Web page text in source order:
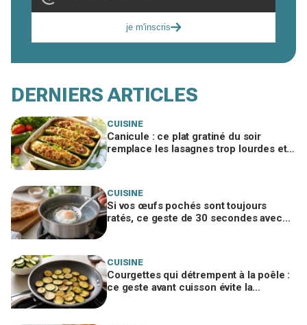
je m'inscris
DERNIERS ARTICLES
CUISINE
Canicule : ce plat gratiné du soir
remplace les lasagnes trop lourdes et
CUISINE
Si vos œufs pochés sont toujours
ratés, ce geste de 30 secondes avec
CUISINE
Courgettes qui détrempent à la poêle :
ce geste avant cuisson évite la